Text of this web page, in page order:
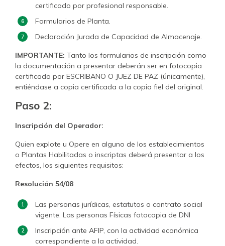
certificado por profesional responsable.
Formularios de Planta.
Declaración Jurada de Capacidad de Almacenaje.
IMPORTANTE: Tanto los formularios de inscripción como
la documentación a presentar deberán ser en fotocopia
certificada por ESCRIBANO O JUEZ DE PAZ (únicamente),
entiéndase a copia certificada a la copia fiel del original.
Paso 2:
Inscripción del Operador:
Quien explote u Opere en alguno de los establecimientos
o Plantas Habilitadas o inscriptas deberá presentar a los
efectos, los siguientes requisitos:
Resolución 54/08
Las personas jurídicas, estatutos o contrato social
vigente. Las personas Físicas fotocopia de DNI
Inscripción ante AFIP, con la actividad económica
correspondiente a la actividad.